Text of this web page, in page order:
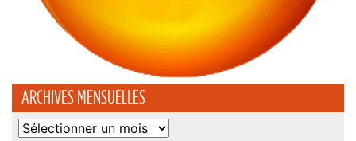
ARCHIVES MENSUELLES
Archives